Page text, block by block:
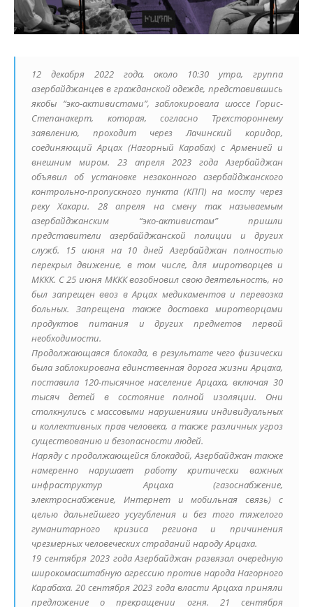
12 декабря 2022 года, около 10:30 утра, группа
азербайджанцев в гражданской одежде, представившись
якобы “эко-активистами”, заблокировала шоссе Горис-
Степанакерт, которая, согласно Трехстороннему
заявлению, проходит через Лачинский коридор,
соединяющий Арцах (Нагорный Карабах) с Арменией и
внешним миром. 23 апреля 2023 года Азербайджан
объявил об установке незаконного азербайджанского
контрольно-пропускного пункта (КПП) на мосту через
реку Хакари. 28 апреля на смену так называемым
азербайджанским “эко-активистам” пришли
представители азербайджанской полиции и других
служб. 15 июня на 10 дней Азербайджан полностью
перекрыл движение, в том числе, для миротворцев и
МККК. С 25 июня МККК возобновил свою деятельность, но
был запрещен ввоз в Арцах медикаментов и перевозка
больных. Запрещена также доставка миротворцами
продуктов питания и других предметов первой
необходимости.
Продолжающаяся блокада, в результате чего физически
была заблокирована единственная дорога жизни Арцаха,
поставила 120-тысячное население Арцаха, включая 30
тысяч детей в состояние полной изоляции. Они
столкнулись с массовыми нарушениями индивидуальных
и коллективных прав человека, а также различных угроз
существованию и безопасности людей.
Наряду с продолжающейся блокадой, Азербайджан также
намеренно нарушает работу критически важных
инфраструктур Арцаха (газоснабжение,
электроснабжение, Интернет и мобильная связь) с
целью дальнейшего усугубления и без того тяжелого
гуманитарного кризиса региона и причинения
чрезмерных человеческих страданий народу Арцаха.
19 сентября 2023 года Азербайджан развязал очередную
широкомасштабную агрессию против народа Нагорного
Карабаха. 20 сентября 2023 года власти Арцаха приняли
предложение о прекращении огня. 21 сентября